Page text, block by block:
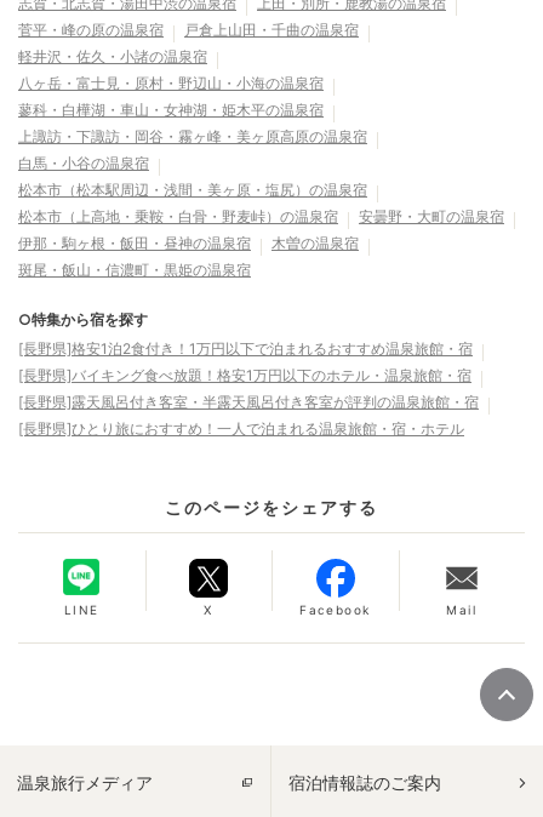
菅平・峰の原の温泉宿
戸倉上山田・千曲の温泉宿
軽井沢・佐久・小諸の温泉宿
八ヶ岳・富士見・原村・野辺山・小海の温泉宿
蓼科・白樺湖・車山・女神湖・姫木平の温泉宿
上諏訪・下諏訪・岡谷・霧ヶ峰・美ヶ原高原の温泉宿
白馬・小谷の温泉宿
松本市（松本駅周辺・浅間・美ヶ原・塩尻）の温泉宿
松本市（上高地・乗鞍・白骨・野麦峠）の温泉宿
安曇野・大町の温泉宿
伊那・駒ヶ根・飯田・昼神の温泉宿
木曽の温泉宿
斑尾・飯山・信濃町・黒姫の温泉宿
○特集から宿を探す
[長野県]格安1泊2食付き！1万円以下で泊まれるおすすめ温泉旅館・宿
[長野県]バイキング食べ放題！格安1万円以下のホテル・温泉旅館・宿
[長野県]露天風呂付き客室・半露天風呂付き客室が評判の温泉旅館・宿
[長野県]ひとり旅におすすめ！一人で泊まれる温泉旅館・宿・ホテル
このページをシェアする
LINE X Facebook Mail
温泉旅行メディア 宿泊情報誌のご案内